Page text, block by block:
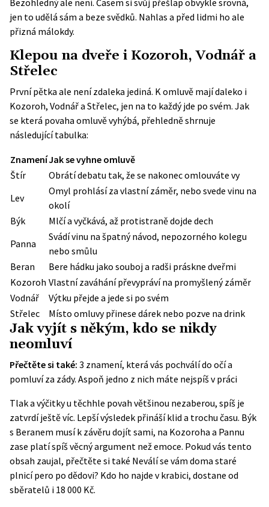
Bezohledný ale není. Časem si svůj přešlap obvykle srovná,
jen to udělá sám a beze svědků. Nahlas a před lidmi ho ale
přizná málokdy.
Klepou na dveře i Kozoroh, Vodnář a
Střelec
První pětka ale není zdaleka jediná. K omluvě mají daleko i
Kozoroh, Vodnář a Střelec, jen na to každý jde po svém. Jak
se která povaha omluvě vyhýbá, přehledně shrnuje
následující tabulka:
ZnameníJak se vyhne omluvě
Štír
Obrátí debatu tak, že se nakonec omlouváte vy
Lev
Omyl prohlásí za vlastní záměr, nebo svede vinu na
okolí
Býk
Mlčí a vyčkává, až protistraně dojde dech
Panna
Svádí vinu na špatný návod, nepozorného kolegu
nebo smůlu
Beran
Bere hádku jako souboj a radši práskne dveřmi
Kozoroh Vlastní zaváhání převypráví na promyšlený záměr
Vodnář
Výtku přejde a jede si po svém
Střelec
Místo omluvy přinese dárek nebo pozve na drink
Jak vyjít s někým, kdo se nikdy
neomluví
Přečtěte si také: 3 znamení, která vás pochválí do očí a
pomluví za zády. Aspoň jedno z nich máte nejspíš v práci
Tlak a výčitky u těchhle povah většinou nezaberou, spíš je
zatvrdí ještě víc. Lepší výsledek přináší klid a trochu času. Býk
s Beranem musí k závěru dojít sami, na Kozoroha a Pannu
zase platí spíš věcný argument než emoce. Pokud vás tento
obsah zaujal, přečtěte si také Neválí se vám doma staré
plnicí pero po dědovi? Kdo ho najde v krabici, dostane od
sběratelů i 18 000 Kč.